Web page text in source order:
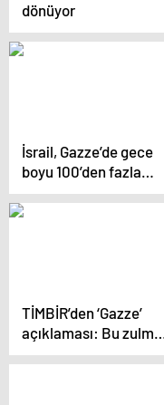
dönüyor
İsrail, Gazze’de gece
boyu 100’den fazla
noktayı vurdu
TİMBİR’den ‘Gazze’
açıklaması: Bu zulme
karşıyız